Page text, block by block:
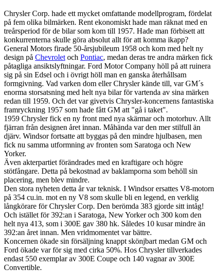
Chrysler Corp. hade ett mycket omfattande modellprogram, fördelat
på fem olika bilmärken. Rent ekonomiskt hade man räknat med en
treårsperiod för de bilar som kom till 1957. Hade man förbisett att
konkurrenterna skulle göra absolut allt för att komma ikapp?
General Motors firade 50-årsjubileum 1958 och kom med helt ny
design på Chevrolet och Pontiac, medan deras tre andra märken fick
påtagliga ansiktslyftningar. Ford Motor Company höll på att ruinera
sig på sin Edsel och i övrigt höll man en ganska återhållsam
formgivning. Vad varken dom eller Chrysler kände till, var GM´s
enorma storsatsning med helt nya bilar för vartenda av sina märken
redan till 1959. Och det var givetvis Chrysler-koncernens fantastiska
framryckning 1957 som hade fått GM att "gå i taket".
1959 Chrysler fick en ny front med nya skärmar och motorhuv. Allt
fjärran från designen året innan. Måhända var den mer stilfull än
djärv. Windsor fortsatte att byggas på den mindre hjulbasen, men
fick nu samma utformning av fronten som Saratoga och New
Yorker.
Även akterpartiet förändrades med en kraftigare och högre
stötfångare. Detta på bekostnad av baklamporna som behöll sin
placering, men blev mindre.
Den stora nyheten detta år var teknisk. I Windsor ersattes V8-motorn
på 354 cu.in. mot en ny V8 som skulle bli en legend, en verklig
långkörare för Chrysler Corp. Den berömda 383 gjorde sitt intåg!
Och istället för 392:an i Saratoga, New Yorker och 300 kom den
helt nya 413, som i 300E gav 380 hk. Således 10 kusar mindre än
392:an året innan. Men vridmomentet var bättre.
Koncernen ökade sin försäljning knappt skönjbart medan GM och
Ford ökade var för sig med cirka 50%. Hos Chrysler tillverkades
endast 550 exemplar av 300E Coupe och 140 vagnar av 300E
Convertible.